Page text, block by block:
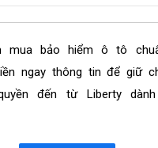
mua bảo hiểm ô tô
ngay thông tin để giữ
đến từ Liberty dành